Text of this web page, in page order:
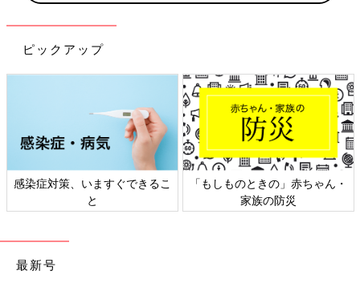
ehami(えはみ)さん(@ehami123)がシェアした投稿
パンチングボードは、ホームセンターで塗装ありの 910㎜×1820
ピックアップ
感染症対策、いますぐできるこ
と
「もしものときの」赤ちゃん・
家族の防災
最新号